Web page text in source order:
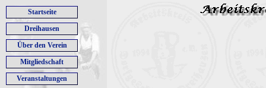
Startseite
Dreihausen
Über den Verein
Mitgliedschaft
Veranstaltungen